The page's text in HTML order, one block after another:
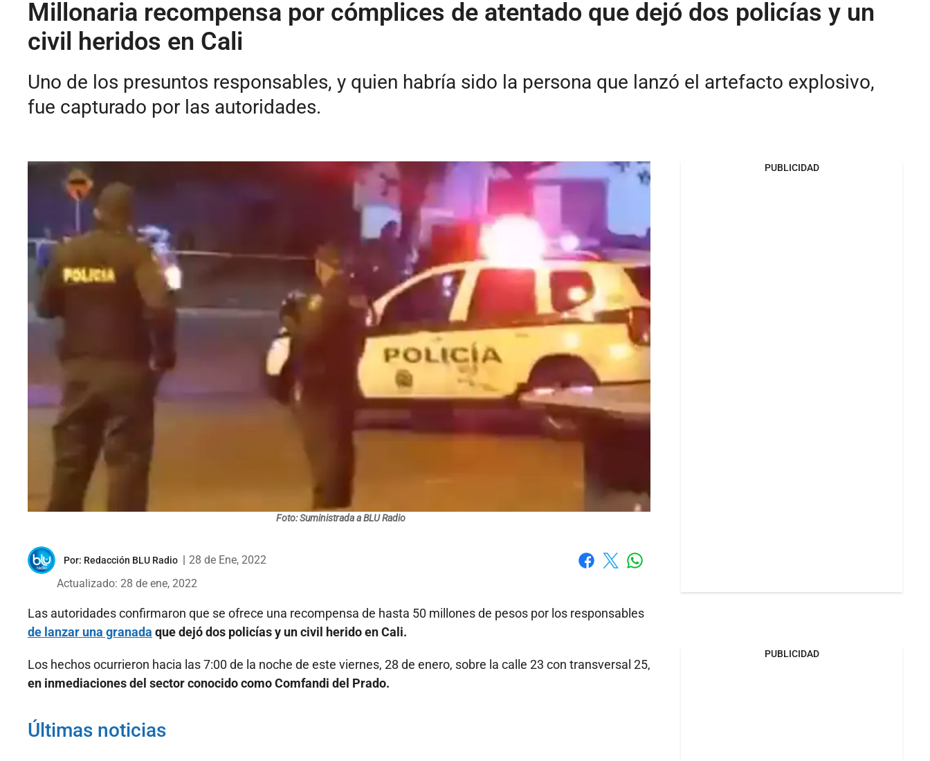
Millonaria recompensa por cómplices de atentado que dejó dos policías y un
civil heridos en Cali
Uno de los presuntos responsables, y quien habría sido la persona que lanzó el artefacto explosivo,
fue capturado por las autoridades.
Foto: Suministrada a BLU Radio
Por: Redacción BLU Radio
28 de Ene, 2022
Actualizado: 28 de ene, 2022
Las autoridades confirmaron que se ofrece una recompensa de hasta 50 millones de pesos por los responsables
de lanzar una granada que dejó dos policías y un civil herido en Cali.
Los hechos ocurrieron hacia las 7:00 de la noche de este viernes, 28 de enero, sobre la calle 23 con transversal 25,
en inmediaciones del sector conocido como Comfandi del Prado.
Últimas noticias
PUBLICIDAD
PUBLICIDAD